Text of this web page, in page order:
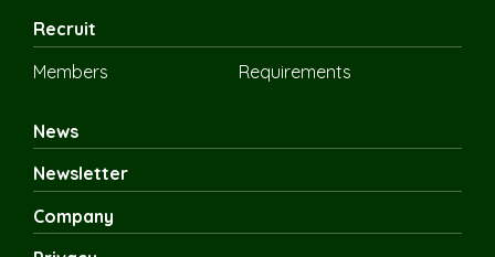
Recruit
Members
Requirements
News
Newsletter
Company